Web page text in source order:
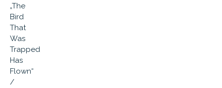
„The
Bird
That
Was
Trapped
Has
Flown“
/